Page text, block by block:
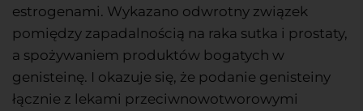
estrogenami. Wykazano odwrotny związek
pomiędzy zapadalnością na raka sutka i prostaty,
a spożywaniem produktów bogatych w
genisteinę. I okazuje się, że podanie genisteiny
łącznie z lekami przeciwnowotworowymi